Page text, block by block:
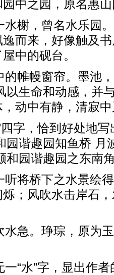
中之园，原名惠
水榭，曾名水乐园
而来，好像触及
中的砚台。
的帷幔窗帘。墨池
以生命和动感，并
动中有静，清寂
”四字，恰到好处地
园谐趣园知鱼桥 月
和园谐趣园之东南
听将桥下之水景绘
；风吹水击岸石
水急。琤琮，原为
“水”字，显出作